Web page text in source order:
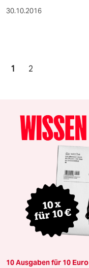
30.10.2016
1 2
10 Ausgaben für 10 Euro